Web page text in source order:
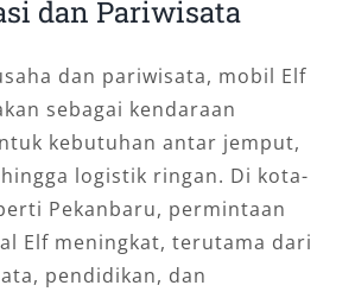
dan Pariwisata
dan pariwisata, mobil Elf
sebagai kendaraan
kebutuhan antar jemput,
logistik ringan. Di kota-
Pekanbaru, permintaan
Elf meningkat, terutama dari
pendidikan, dan